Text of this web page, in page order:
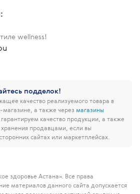
wellness!
подделок!
качество реализуемого товара в
а также через магазины
качество продукции, а также
продавцами, если вы
сайтах или маркетплейсах.
здоровье Астана». Все права
материалов данного сайта допускается